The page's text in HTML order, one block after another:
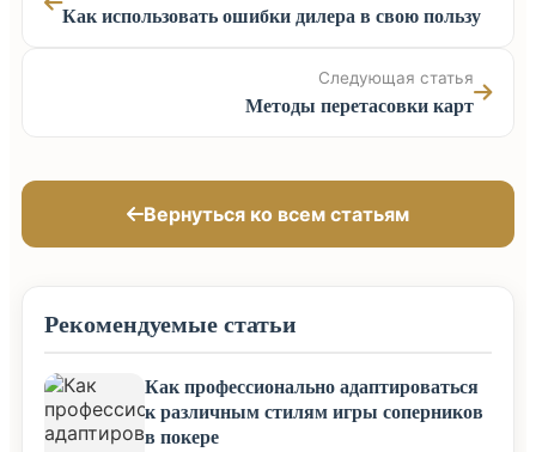
Как использовать ошибки дилера в свою пользу
Следующая статья
Методы перетасовки карт
Вернуться ко всем статьям
Рекомендуемые статьи
Как профессионально адаптироваться
к различным стилям игры соперников
в покере